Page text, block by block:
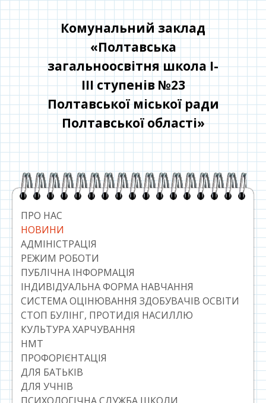
до
контенту
Комунальний заклад
«Полтавська
загальноосвітня школа І-
ІІІ ступенів №23
Полтавської міської ради
Полтавської області»
Головний
сайдбар
ПРО НАС
НОВИНИ
АДМІНІСТРАЦІЯ
РЕЖИМ РОБОТИ
ПУБЛІЧНА ІНФОРМАЦІЯ
ІНДИВІДУАЛЬНА ФОРМА НАВЧАННЯ
СИСТЕМА ОЦІНЮВАННЯ ЗДОБУВАЧІВ ОСВІТИ
СТОП БУЛІНГ, ПРОТИДІЯ НАСИЛЛЮ
КУЛЬТУРА ХАРЧУВАННЯ
НМТ
ПРОФОРІЄНТАЦІЯ
ДЛЯ БАТЬКІВ
ДЛЯ УЧНІВ